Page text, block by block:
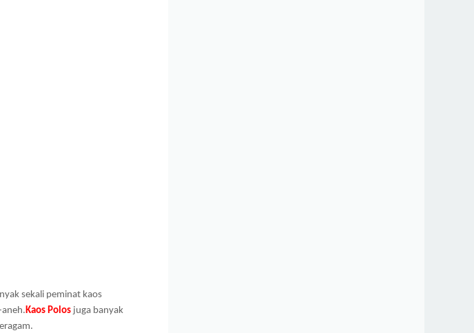
sekali peminat kaos
Kaos Polos juga banyak